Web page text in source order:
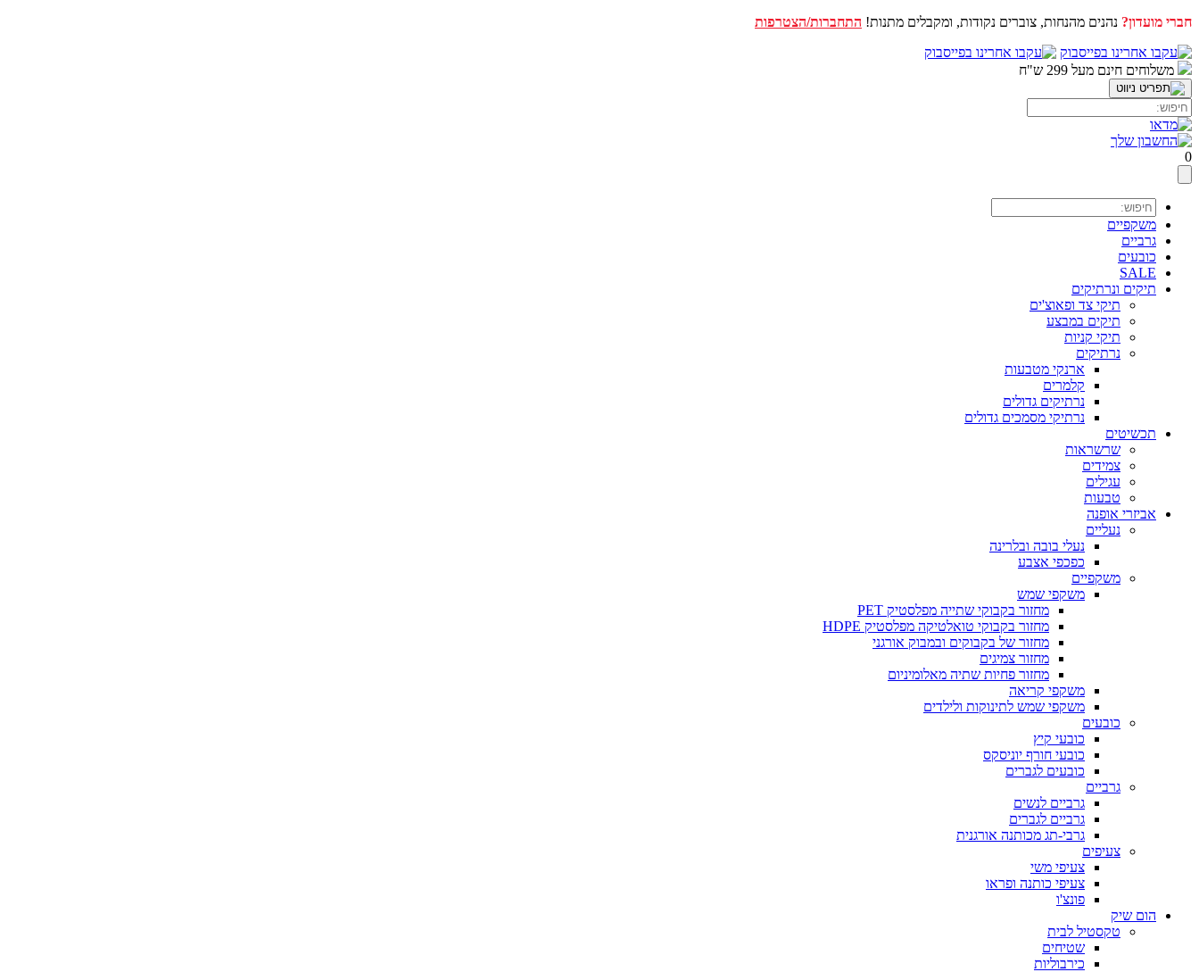
חברי מועדון? נהנים מהנחות, צוברים נקודות, ומקבלים מתנות! התחברות/הצטרפות
דלג
לתוכןמשלוחים חינם מעל 299 ש"ח
0
משקפיים
גרביים
כובעים
SALE
תיקים ונרתיקים
תיקי צד ופאוצ'ים
תיקים במבצע
תיקי קניות
נרתיקים
ארנקי מטבעות
קלמרים
נרתיקים גדולים
נרתיקי מסמכים גדולים
תכשיטים
שרשראות
צמידים
עגילים
טבעות
אביזרי אופנה
נעליים
נעלי בובה ובלרינה
כפכפי אצבע
משקפיים
משקפי שמש
מחזור בקבוקי שתייה מפלסטיק PET
מחזור בקבוקי טואלטיקה מפלסטיק HDPE
מחזור של בקבוקים ובמבוק אורגני
מחזור צמיגים
מחזור פחיות שתיה מאלומיניום
משקפי קריאה
משקפי שמש לתינוקות ולילדים
כובעים
כובעי קיץ
כובעי חורף יוניסקס
כובעים לגברים
גרביים
גרביים לנשים
גרביים לגברים
גרבי-תג מכותנה אורגנית
צעיפים
צעיפי משי
צעיפי כותנה ופראו
פונצ'ו
הום שיק
טקסטיל לבית
שטיחים
כירבוליות